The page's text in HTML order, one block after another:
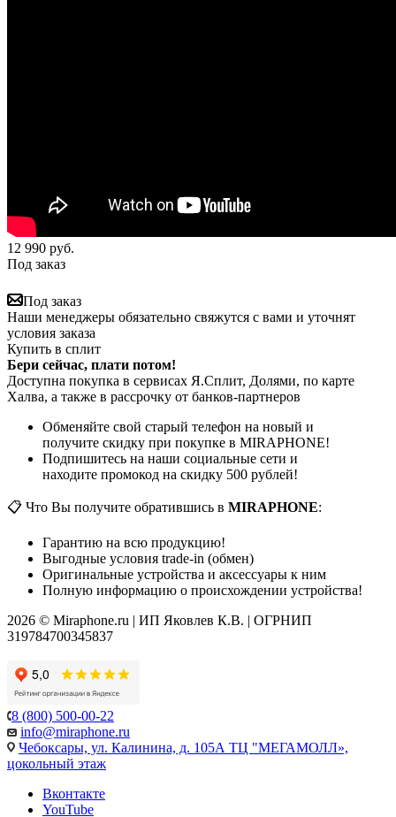
12 990 руб.
Под заказ
Под заказ
Наши менеджеры обязательно свяжутся с вами и уточнят
условия заказа
Купить в сплит
Бери сейчас, плати потом!
Доступна покупка в сервисах Я.Сплит, Долями, по карте
Халва, а также в рассрочку от банков-партнеров
Обменяйте свой старый телефон на новый и
получите скидку при покупке в MIRAPHONE!
Подпишитесь на наши социальные сети и
находите промокод на скидку 500 рублей!
📋 Что Вы получите обратившись в MIRAPHONE:
Гарантию на всю продукцию!
Выгодные условия trade-in (обмен)
Оригинальные устройства и аксессуары к ним
Полную информацию о происхождении устройства!
2026 © Miraphone.ru | ИП Яковлев К.В. | ОГРНИП
319784700345837
8 (800) 500-00-22
info@miraphone.ru
Чебоксары, ул. Калинина, д. 105А ТЦ "МЕГАМОЛЛ»,
цокольный этаж
Вконтакте
YouTube